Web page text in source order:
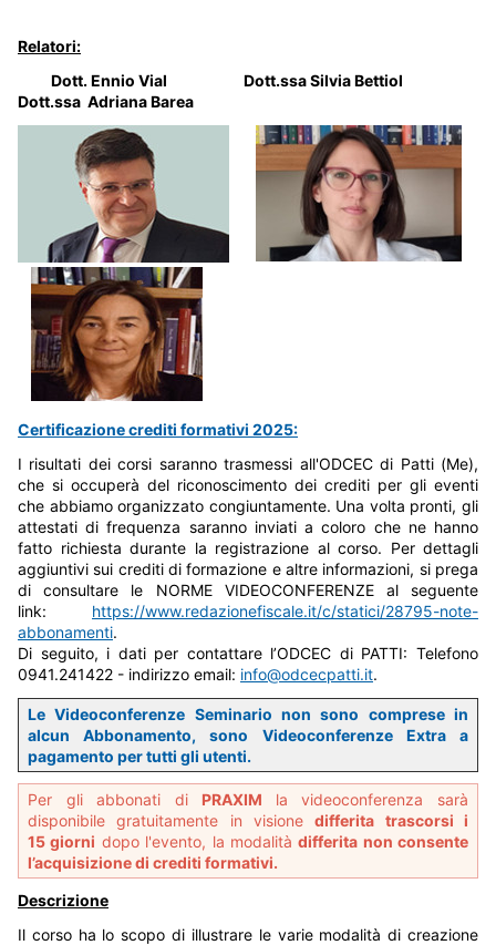
Relatori:
Dott. Ennio Vial Dott.ssa Silvia Bettiol
Dott.ssa Adriana Barea
Certificazione crediti formativi 2025:
I risultati dei corsi saranno trasmessi all'ODCEC di Patti (Me),
che si occuperà del riconoscimento dei crediti per gli eventi
che abbiamo organizzato congiuntamente. Una volta pronti, gli
attestati di frequenza saranno inviati a coloro che ne hanno
fatto richiesta durante la registrazione al corso. Per dettagli
aggiuntivi sui crediti di formazione e altre informazioni, si prega
di consultare le NORME VIDEOCONFERENZE al seguente
link: https://www.redazionefiscale.it/c/statici/28795-note-
abbonamenti.
Di seguito, i dati per contattare l’ODCEC di PATTI: Telefono
0941.241422 - indirizzo email: info@odcecpatti.it.
Le Videoconferenze Seminario non sono comprese in
alcun Abbonamento, sono Videoconferenze Extra a
pagamento per tutti gli utenti.
Per gli abbonati di PRAXIM la videoconferenza sarà
disponibile gratuitamente in visionedifferita trascorsi i
15 giorni dopo l'evento, la modalitàdifferita non consente
l’acquisizione di crediti formativi.
Descrizione
Il corso ha lo scopo di illustrare le varie modalità di creazione